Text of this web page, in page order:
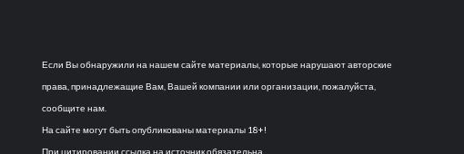
Если Вы обнаружили на нашем сайте материалы, которые нарушают авторские
права, принадлежащие Вам, Вашей компании или организации, пожалуйста,
сообщите нам.
На сайте могут быть опубликованы материалы 18+!
При цитировании ссылка на источник обязательна.